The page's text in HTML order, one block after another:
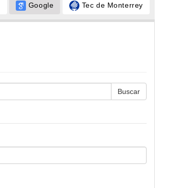
Google Tec de Monterrey